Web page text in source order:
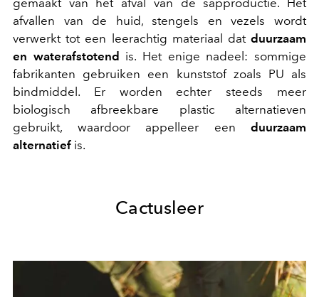
gemaakt van het afval van de sapproductie. Het
afvallen van de huid, stengels en vezels wordt
verwerkt tot een leerachtig materiaal dat duurzaam
en waterafstotend is. Het enige nadeel: sommige
fabrikanten gebruiken een kunststof zoals PU als
bindmiddel. Er worden echter steeds meer
biologisch afbreekbare plastic alternatieven
gebruikt, waardoor appelleer een duurzaam
alternatief is.
Cactusleer